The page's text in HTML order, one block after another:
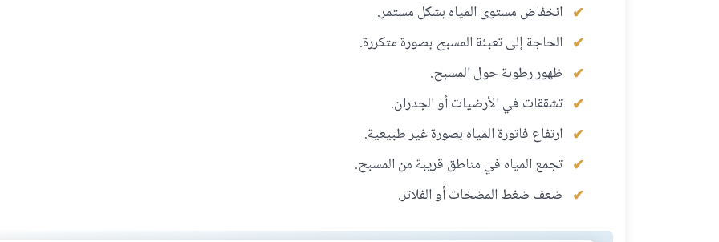
انخفاض مستوى المياه بشكل مستمر.
الحاجة إلى تعبئة المسبح بصورة متكررة.
ظهور رطوبة حول المسبح.
تشققات في الأرضيات أو الجدران.
ارتفاع فاتورة المياه بصورة غير طبيعية.
تجمع المياه في مناطق قريبة من المسبح.
ضعف ضغط المضخات أو الفلاتر.